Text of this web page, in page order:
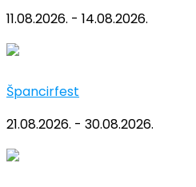
11.08.2026. - 14.08.2026.
Špancirfest
21.08.2026. - 30.08.2026.